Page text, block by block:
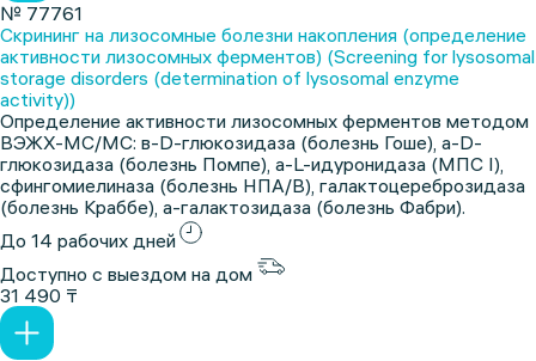
№ 77761
Скрининг на лизосомные болезни накопления (определение
активности лизосомных ферментов) (Screening for lysosomal
storage disorders (determination of lysosomal enzyme
activity))
Определение активности лизосомных ферментов методом
ВЭЖХ-МС/МС: в-D-глюкозидаза (болезнь Гоше), a-D-
глюкозидаза (болезнь Помпе), a-L-идуронидаза (МПС I),
сфингомиелиназа (болезнь НПА/В), галактоцереброзидаза
(болезнь Краббе), а-галактозидаза (болезнь Фабри).
До 14 рабочих дней
Доступно с выездом на дом
31 490 ₸